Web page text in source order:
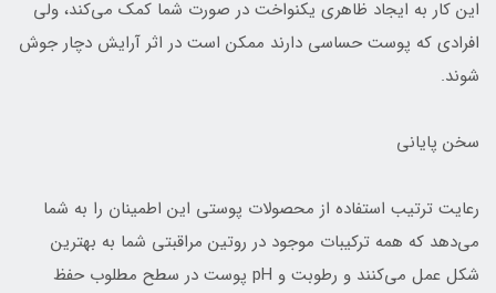
این کار به ایجاد ظاهری یکنواخت در صورت شما کمک می‌کند، ولی
افرادی که پوست حساسی دارند ممکن است در اثر آرایش دچار جوش
شوند.
سخن پایانی
رعایت ترتیب استفاده از محصولات پوستی این اطمینان را به شما
می‌دهد که همه ترکیبات موجود در روتین مراقبتی شما به بهترین
شکل عمل می‌کنند و رطوبت و pH پوست در سطح مطلوب حفظ